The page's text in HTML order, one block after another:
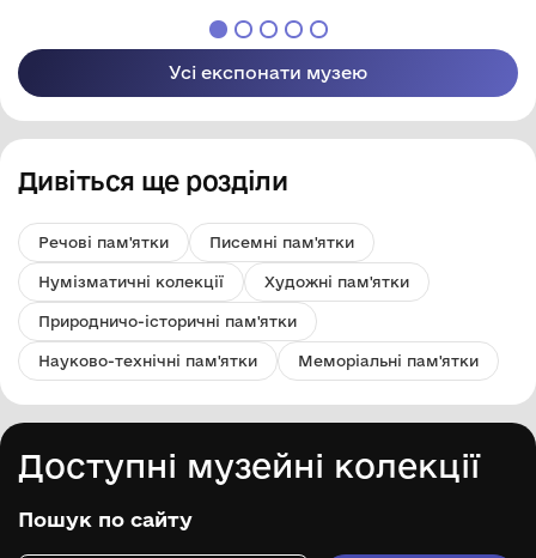
Усі експонати музею
Дивіться ще розділи
Речові пам'ятки Писемні пам'ятки
Нумізматичні колекції Художні пам'ятки
Природничо-історичні пам'ятки
Науково-технічні пам'ятки Меморіальні пам'ятки
Доступні музейні колекції
Пошук по сайту